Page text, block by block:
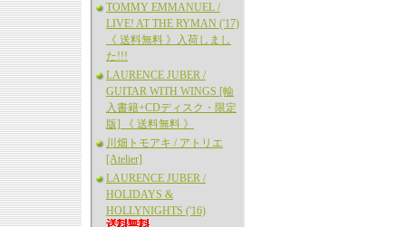
TOMMY EMMANUEL /
LIVE! AT THE RYMAN ('17)
《 送料無料 》入荷しまし
た!!!
LAURENCE JUBER /
GUITAR WITH WINGS [輸
入書籍+CDディスク・限定
版] 《 送料無料 》
川畑トモアキ / アトリエ
[Atelier]
LAURENCE JUBER /
HOLIDAYS &
HOLLYNIGHTS ('16)